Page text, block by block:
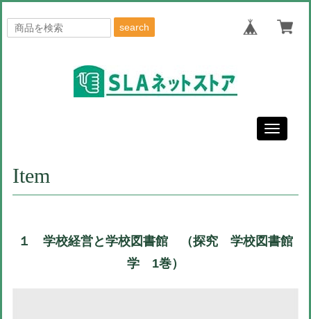
search
Toggle
Item
１ 学校経営と学校図書館 （探究 学校図書館
学 1巻）